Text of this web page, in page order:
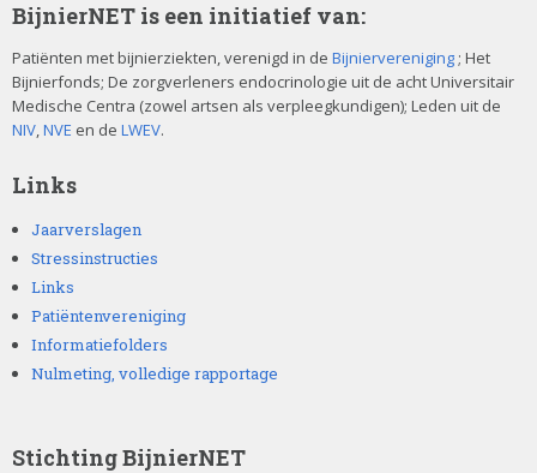
BijnierNET is een initiatief van:
Patiënten met bijnierziekten, verenigd in de Bijniervereniging ; Het
Bijnierfonds; De zorgverleners endocrinologie uit de acht Universitair
Medische Centra (zowel artsen als verpleegkundigen); Leden uit de
NIV,NVE en de LWEV.
Links
Jaarverslagen
Stressinstructies
Links
Patiëntenvereniging
Informatiefolders
Nulmeting, volledige rapportage
Stichting BijnierNET